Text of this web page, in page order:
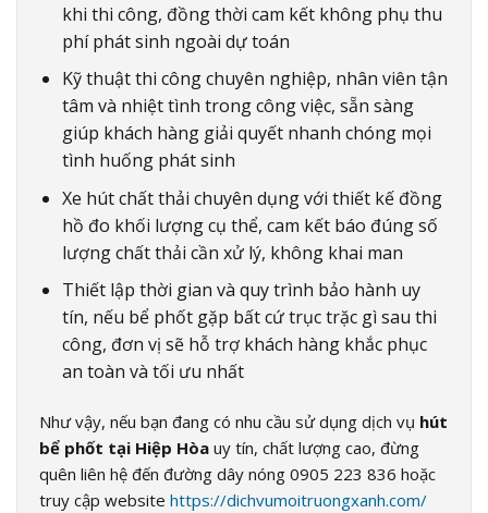
khi thi công, đồng thời cam kết không phụ thu
phí phát sinh ngoài dự toán
Kỹ thuật thi công chuyên nghiệp, nhân viên tận
tâm và nhiệt tình trong công việc, sẵn sàng
giúp khách hàng giải quyết nhanh chóng mọi
tình huống phát sinh
Xe hút chất thải chuyên dụng với thiết kế đồng
hồ đo khối lượng cụ thể, cam kết báo đúng số
lượng chất thải cần xử lý, không khai man
Thiết lập thời gian và quy trình bảo hành uy
tín, nếu bể phốt gặp bất cứ trục trặc gì sau thi
công, đơn vị sẽ hỗ trợ khách hàng khắc phục
an toàn và tối ưu nhất
Như vậy, nếu bạn đang có nhu cầu sử dụng dịch vụ hút
bể phốt tại Hiệp Hòa uy tín, chất lượng cao, đừng
quên liên hệ đến đường dây nóng 0905 223 836 hoặc
truy cập website https://dichvumoitruongxanh.com/